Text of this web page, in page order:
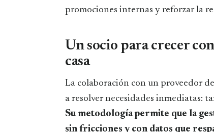
promociones internas y reforzar la
Un socio para crecer
casa
La colaboración con un proveedor de
a resolver necesidades inmediatas:
Su metodología permite que la
sin fricciones y con datos que